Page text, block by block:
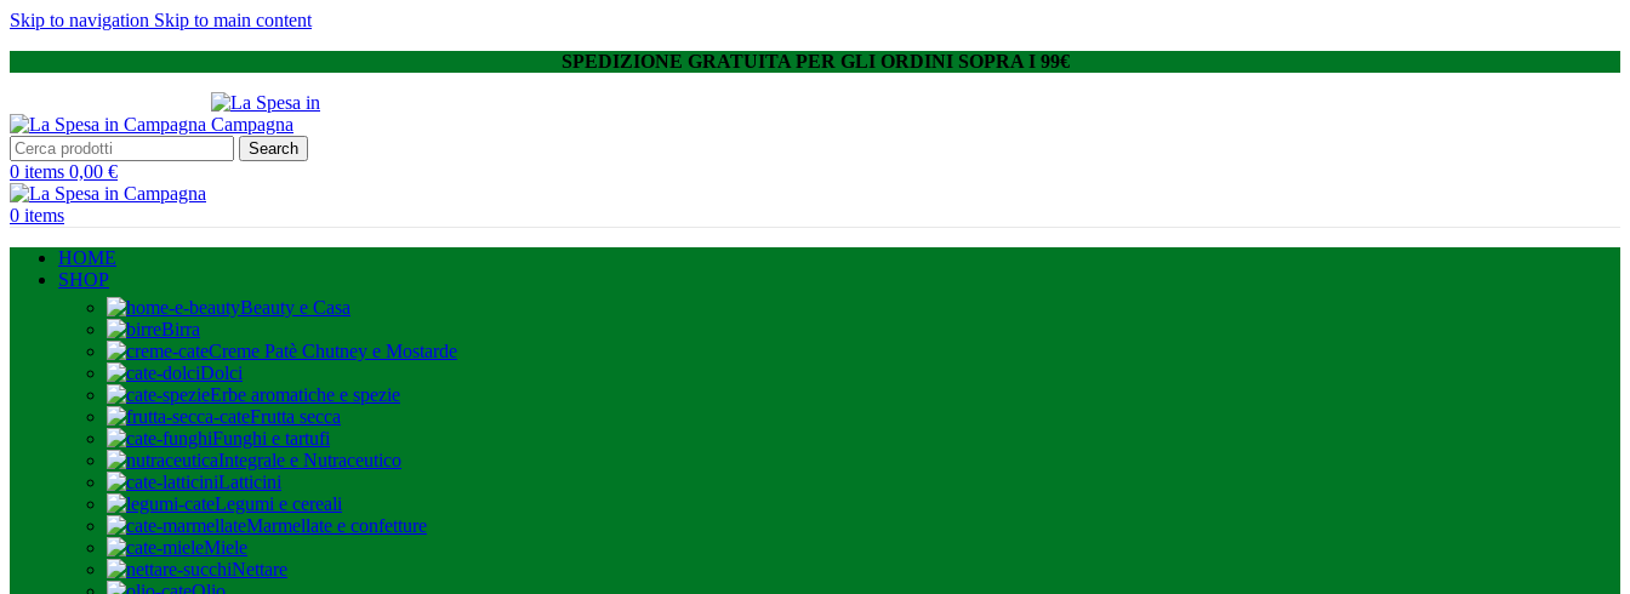
Skip to navigation Skip to main content
SPEDIZIONE GRATUITA PER GLI ORDINI SOPRA I 99€
Search
0 items 0,00 €
0 items
HOME
SHOP
Beauty e Casa
Birra
Creme Patè Chutney e Mostarde
Dolci
Erbe aromatiche e spezie
Frutta secca
Funghi e tartufi
Integrale e Nutraceutico
Latticini
Legumi e cereali
Marmellate e confetture
Miele
Nettare